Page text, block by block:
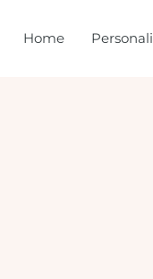
Home Personali